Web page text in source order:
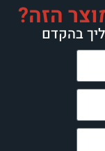
הזה?
בהקדם